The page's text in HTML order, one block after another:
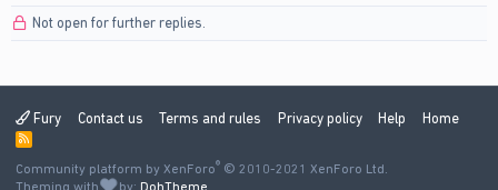
t
Not open for further replies.
Fury Contact us Terms and rules Privacy policy Help Home
R
S
S
Community platform by XenForo® © 2010-2021 XenForo Ltd.
Theming with
by: DohTheme